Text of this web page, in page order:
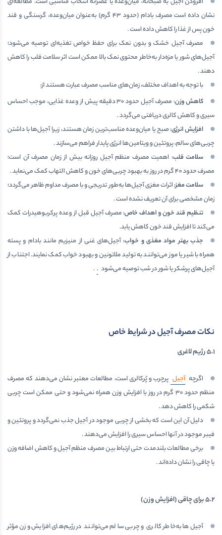
نشان داده است مصرف بادام (حدود ۴۳ گرم) به‌عنوان میان‌وعده، گرسنگی و قند
خون پس از غذا را کاهش داده است .
مصرف آجیل خشک و بدون نمک برای حفظ خواص تغذیه‌ای توصیه می‌شود؛
آجیل‌های شور یا مزه‌دار به‌خاطر محتوی نمک بالا ممکن است اثر سلامت قلب را کاهش
دهند .
با توجه به اهداف مختلف، زمان‌های مناسب مصرف عبارت هستند از:
کاهش وزن
: مصرف آجیل حدود ۳۰ دقیقه پیش از وعده غذایی، موجب احساس
سیری و کاهش کالری دریافتی می‌گردد .
افزایش انرژی: صبح یا میان‌وعده مناسب‌ترین زمان هستند، زیرا آجیل‌ها با داشتن
چربی‌های سالم، پروتئین و ویتامین‌ها انرژی پایدار فراهم می‌سازند .
سلامت قلب: اهمیت مصرف منظم آجیل روزانه بیش از زمان مصرف آن است؛
مصرف حدود ۴۰ گرم در روز به بهبود چربی‌های خون و کاهش التهاب کمک می‌نماید .
سلامت مغز: اثرات مغزی آجیل‌ها به‌طور تدریجی و با مصرف مداوم ظاهر می‌گردد؛
زمان مشخصی برای آن تعریف نشده است .
تنظیم قند خون و اهداف خاص: مصرف آجیل قبل از وعده پرکربوهیدرات کمک
می‌کند تا افزایش قند خون کاهش یابد.
جذب بهتر مواد مغذی و خواب: آجیل‌های غنی از منیزیم مانند بادام و پسته
همراه با شیر یا موز می‌توانند به تولید ملاتونین و بهبود خواب کمک نمایند. اجتناب از
آجیل‌های پرشکر یا شور در شب توصیه می‌شود .
.
نکات مصرف آجیل در شرایط خاص
۵.۱رژیم لاغری
اگرچه آجیل پرچرب و پُرکالری است، مطالعات معتبر نشان می‌دهند که مصرف
منظم حدود ۳۰ گرم در روز با افزایش وزن همراه نمی‌شود و حتی ممکن است چربی
شکمی را کاهش دهد .
دلیل آن این است که بخشی از چربی موجود در آجیل جذب نمی‌گردد و پروتئین و
فیبر موجود در آنها احساس سیری را افزایش می‌دهند .
برخی مطالعات بلندمدت حتی ارتباط بین مصرف منظم آجیل و کاهش اضافه وزن
یا چاقی را نشان داده‌اند .
۵.۲برای چاقی (افزایش وزن)
آجیل‌ها به‌خاطر کالری و چربی سالم می‌توانند در رژیم‌های افزایش وزن مؤثر